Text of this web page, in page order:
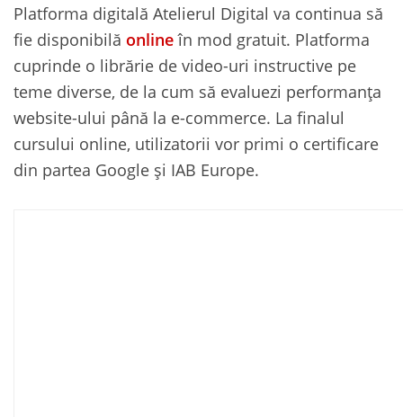
Platforma digitală Atelierul Digital va continua să
fie disponibilă onlineîn mod gratuit. Platforma
cuprinde o librărie de video-uri instructive pe
teme diverse, de la cum să evaluezi performanța
website-ului până la e-commerce. La finalul
cursului online, utilizatorii vor primi o certificare
din partea Google și IAB Europe.